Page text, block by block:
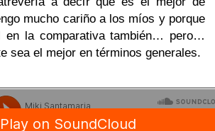
mucho cariño a los míos y porque
en la comparativa también… pero…
sea el mejor en términos generales.